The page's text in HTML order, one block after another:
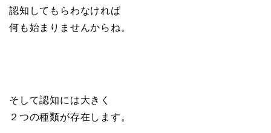
認知してもらわなければ
何も始まりませんからね。
そして認知には大きく
２つの種類が存在します。